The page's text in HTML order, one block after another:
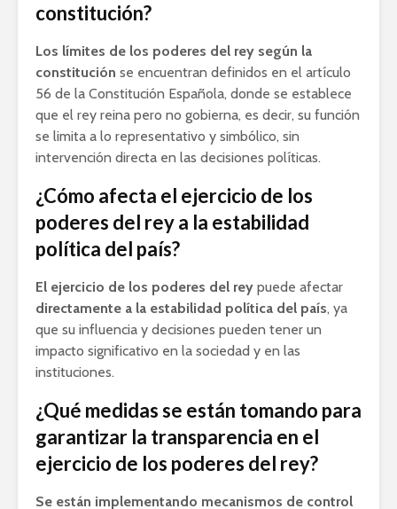
constitución?
Los límites de los poderes del rey según la
constitución se encuentran definidos en el artículo
56 de la Constitución Española, donde se establece
que el rey reina pero no gobierna, es decir, su función
se limita a lo representativo y simbólico, sin
intervención directa en las decisiones políticas.
¿Cómo afecta el ejercicio de los
poderes del rey a la estabilidad
política del país?
El ejercicio de los poderes del rey puede afectar
directamente a la estabilidad política del país, ya
que su influencia y decisiones pueden tener un
impacto significativo en la sociedad y en las
instituciones.
¿Qué medidas se están tomando para
garantizar la transparencia en el
ejercicio de los poderes del rey?
Se están implementando mecanismos de control